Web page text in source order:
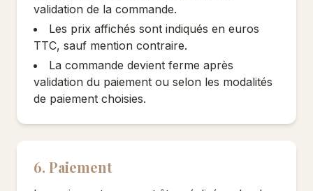
validation de la commande.
Les prix affichés sont indiqués en euros
TTC, sauf mention contraire.
La commande devient ferme après
validation du paiement ou selon les modalités
de paiement choisies.
6. Paiement